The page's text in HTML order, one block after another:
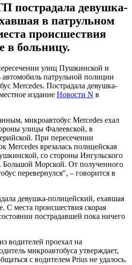
пострадала девушка-
в патрульном
происшествия
в больницу.
улиц Пушкинской и
автомобиль патрульной полиции
Mercedes. Пострадала девушка-
издание Новости N в
микроавтобус Mercedes ехал
улицы Фалеевской, в
При пересечении
Mercedes врезалась полицейская
со стороны Ингульского
Большой Морской. От полученного
перевернулся", – говорится в
девушка-полицейский, ехавшая
С места происшествия скорая
пострадавшей пока ничего
водителей проехал на
микроавтобуса утверждает,
с водителем Prius не удалось.